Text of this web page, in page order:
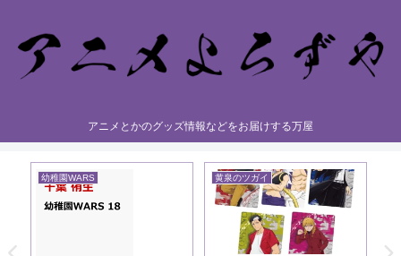
アニメとかのグッズ情報などをお届けする万屋
幼稚園WARS 黄泉のツガイ